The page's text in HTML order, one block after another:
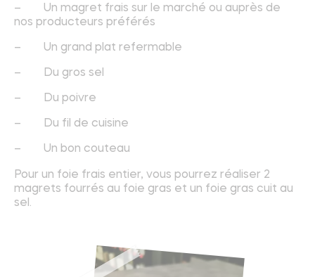
– Un magret frais sur le marché ou auprès de
nos producteurs préférés
– Un grand plat refermable
– Du gros sel
– Du poivre
– Du fil de cuisine
– Un bon couteau
Pour un foie frais entier, vous pourrez réaliser 2
magrets fourrés au foie gras et un foie gras cuit au
sel.